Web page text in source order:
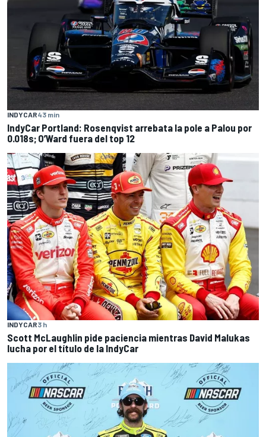
INDYCAR43 min
IndyCar Portland: Rosenqvist arrebata la pole a Palou por
0.018s; O’Ward fuera del top 12
INDYCAR3 h
Scott McLaughlin pide paciencia mientras David Malukas
lucha por el título de la IndyCar